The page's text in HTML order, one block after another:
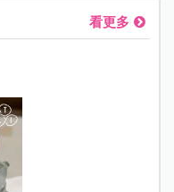
看更多